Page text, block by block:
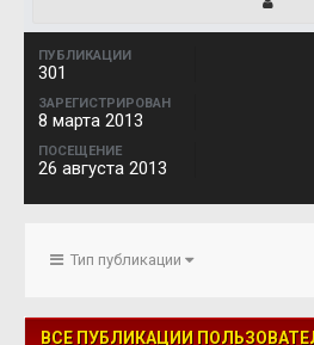
ПУБЛИКАЦИИ
301
ЗАРЕГИСТРИРОВАН
8 марта 2013
ПОСЕЩЕНИЕ
26 августа 2013
Тип публикации
ВСЕ ПУБЛИКАЦИИ